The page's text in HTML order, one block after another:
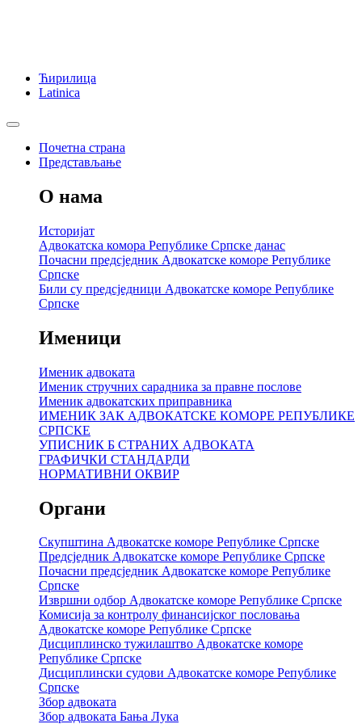
Ћирилица
Latinica
Почетна страна
Представљање
О нама
Историјат
Адвокатска комора Републике Српске данас
Почасни предсједник Адвокатске коморе Републике
Српске
Били су предсједници Адвокатске коморе Републике
Српске
Именици
Именик адвоката
Именик стручних сарадника за правне послове
Именик адвокатских приправника
ИМЕНИК ЗАК АДВОКАТСКЕ КОМОРЕ РЕПУБЛИКЕ
СРПСКЕ
УПИСНИК Б СТРАНИХ АДВОКАТА
ГРАФИЧКИ СТАНДАРДИ
НОРМАТИВНИ ОКВИР
Органи
Скупштина Адвокатске коморе Републике Српске
Предсједник Адвокатске коморе Републике Српске
Почасни предсједник Адвокатске коморе Републике
Српске
Извршни одбор Адвокатске коморе Републике Српске
Комисија за контролу финансијског пословања
Адвокатске коморе Републике Српске
Дисциплинско тужилаштво Адвокатске коморе
Републике Српске
Дисциплински судови Адвокатске коморе Републике
Српске
Збор адвоката
Збор адвоката Бања Лука